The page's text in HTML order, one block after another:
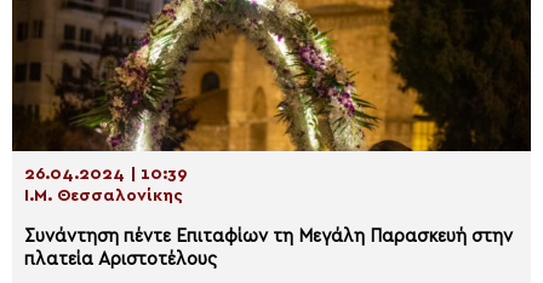
26.04.2024 | 10:39
Ι.Μ. Θεσσαλονίκης
Συνάντηση πέντε Επιταφίων τη Μεγάλη Παρασκευή στην
πλατεία Αριστοτέλους